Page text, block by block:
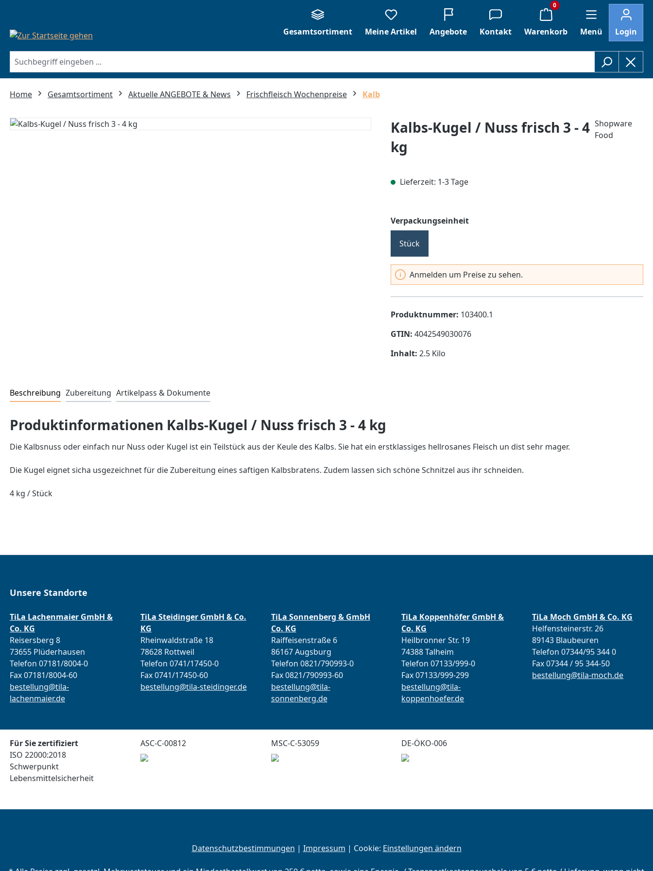
Gesamtsortiment
Meine Artikel Angebote Kontakt
0
Warenkorb Menü Login
Home Gesamtsortiment Aktuelle ANGEBOTE & News Frischfleisch Wochenpreise Kalb
Bildergalerie überspringen
Kalbs-Kugel / Nuss frisch 3 - 4
kg
Shopware
Food
Lieferzeit: 1-3 Tage
Verpackungseinheitauswählen
Stück
Anmelden um Preise zu sehen.
Produktnummer: 103400.1
GTIN: 4042549030076
Inhalt: 2.5 Kilo
Beschreibung Zubereitung Artikelpass & Dokumente
Produktinformationen Kalbs-Kugel / Nuss frisch 3 - 4 kg
Die Kalbsnuss oder einfach nur Nuss oder Kugel ist ein Teilstück aus der Keule des Kalbs. Sie hat ein erstklassiges hellrosanes Fleisch un dist sehr mager.
Die Kugel eignet sicha usgezeichnet für die Zubereitung eines saftigen Kalbsbratens. Zudem lassen sich schöne Schnitzel aus ihr schneiden.
4 kg / Stück
Unsere Standorte
TiLa Lachenmaier GmbH &
Co. KG
Reisersberg 8
73655 Plüderhausen
Telefon 07181/8004-0
Fax 07181/8004-60
bestellung@tila-
lachenmaier.de
TiLa Steidinger GmbH & Co.
KG
Rheinwaldstraße 18
78628 Rottweil
Telefon 0741/17450-0
Fax 0741/17450-60
bestellung@tila-steidinger.de
TiLa Sonnenberg & GmbH
Co. KG
Raiffeisenstraße 6
86167 Augsburg
Telefon 0821/790993-0
Fax 0821/790993-60
bestellung@tila-
sonnenberg.de
TiLa Koppenhöfer GmbH &
Co. KG
Heilbronner Str. 19
74388 Talheim
Telefon 07133/999-0
Fax 07133/999-299
bestellung@tila-
koppenhoefer.de
TiLa Moch GmbH & Co. KG
Helfensteinerstr. 26
89143 Blaubeuren
Telefon 07344/95 344 0
Fax 07344 / 95 344-50
bestellung@tila-moch.de
Für Sie zertifiziert
ISO 22000:2018
Schwerpunkt
Lebensmittelsicherheit
ASC-C-00812 MSC-C-53059 DE-ÖKO-006
Datenschutzbestimmungen | Impressum | Cookie: Einstellungen ändern